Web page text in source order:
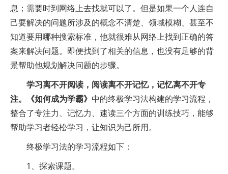
息；需要时到网络上去找就可以了。但是如果一个人连自
己要解决的问题所涉及的概念不清楚、领域模糊、甚至不
知道要用哪种搜索标准，他就很难从网络上找到正确的答
案来解决问题。即便找到了相关的信息，也没有足够的背
景帮助他规划解决问题的步骤。
学习离不开阅读，阅读离不开记忆，记忆离不开专
注。《如何成为学霸》 中的终极学习法构建的学习流程，
整合了专注力、记忆力、速读三个方面的训练技巧，能够
帮助学习者轻松学习，让知识为己所用。
终极学习法的学习流程如下：
1、探索课题。